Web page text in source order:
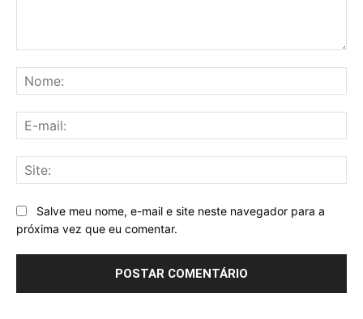
Salve meu nome, e-mail e site neste navegador para a
próxima vez que eu comentar.